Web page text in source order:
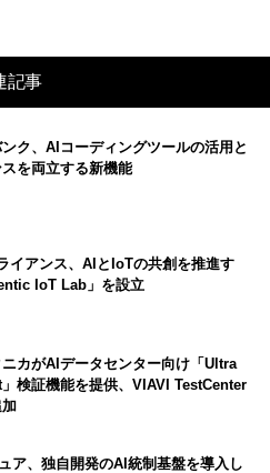
記事
ク、AIコーディングツールの活用と
を両立する新機能
イアンス、AIとIoTの共創を推進す
IoT Lab」を設立
カがAIデータセンター向け「Ultra
検証機能を提供、VIAVI TestCenter
ア、独自開発のAI統制基盤を導入し